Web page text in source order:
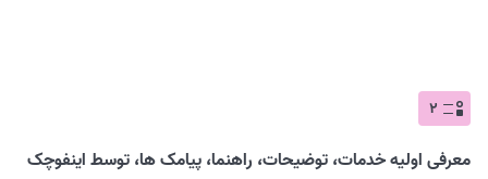
۲
معرفی اولیه خدمات، توضیحات، راهنما، پیامک ها، توسط اینفوچک